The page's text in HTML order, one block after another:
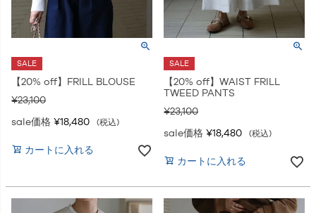
SALE
【20% off】FRILL BLOUSE
¥23,100
sale価格 ¥18,480 税込
カートに入れる
SALE
【20% off】WAIST FRILL
TWEED PANTS
¥23,100
sale価格 ¥18,480 税込
カートに入れる